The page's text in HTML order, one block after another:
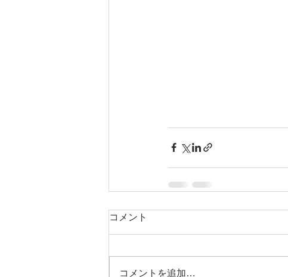
コメント
コメントを追加…